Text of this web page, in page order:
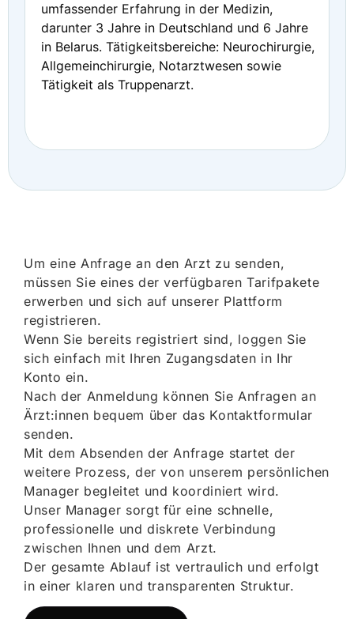
umfassender Erfahrung in der Medizin,
darunter 3 Jahre in Deutschland und 6 Jahre
in Belarus. Tätigkeitsbereiche: Neurochirurgie,
Allgemeinchirurgie, Notarztwesen sowie
Tätigkeit als Truppenarzt.
Um eine Anfrage an den Arzt zu senden,
müssen Sie eines der verfügbaren Tarifpakete
erwerben und sich auf unserer Plattform
registrieren.
Wenn Sie bereits registriert sind, loggen Sie
sich einfach mit Ihren Zugangsdaten in Ihr
Konto ein.
Nach der Anmeldung können Sie Anfragen an
Ärzt:innen bequem über das Kontaktformular
senden.
Mit dem Absenden der Anfrage startet der
weitere Prozess, der von unserem persönlichen
Manager begleitet und koordiniert wird.
Unser Manager sorgt für eine schnelle,
professionelle und diskrete Verbindung
zwischen Ihnen und dem Arzt.
Der gesamte Ablauf ist vertraulich und erfolgt
in einer klaren und transparenten Struktur.